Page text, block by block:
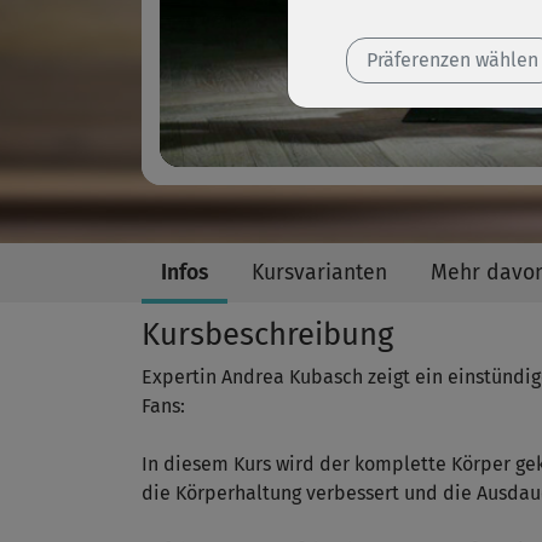
Infos Kursvarianten Mehr
Kursbeschreibung
Expertin Andrea Kubasch zeigt ein
Fans:
In diesem Kurs wird der komplette Körper
die Körperhaltung verbessert und die
Präferenzen wählen